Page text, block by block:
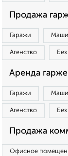
Продажа
Гаражи
Агенство
Аренда
Гаражи
Агенство
Продажа
Офисное